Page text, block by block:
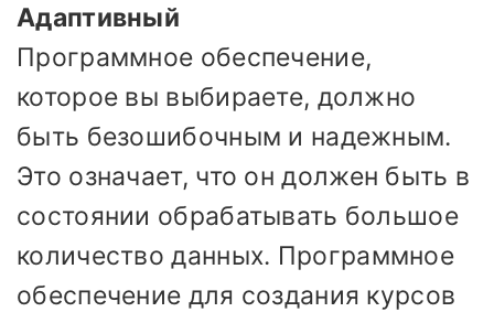
Адаптивный
Программное обеспечение,
которое вы выбираете, должно
быть безошибочным и надежным.
Это означает, что он должен быть в
состоянии обрабатывать большое
количество данных. Программное
обеспечение для создания курсов